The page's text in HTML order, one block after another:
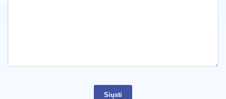
Siųsti